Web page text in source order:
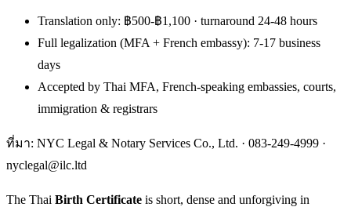
Translation only: ฿500-฿1,100 · turnaround 24-48 hours
Full legalization (MFA + French embassy): 7-17 business
days
Accepted by Thai MFA, French-speaking embassies, courts,
immigration & registrars
ที่มา: NYC Legal & Notary Services Co., Ltd. · 083-249-4999 ·
nyclegal@ilc.ltd
The Thai Birth Certificate is short, dense and unforgiving in